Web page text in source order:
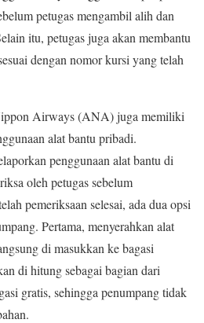
petugas mengambil alih dan
itu, petugas juga akan membantu
dengan nomor kursi yang telah
Airways (ANA) juga memiliki
alat bantu pribadi.
penggunaan alat bantu di
oleh petugas sebelum
pemeriksaan selesai, ada dua opsi
Pertama, menyerahkan alat
di masukkan ke bagasi
di hitung sebagai bagian dari
gratis, sehingga penumpang tidak